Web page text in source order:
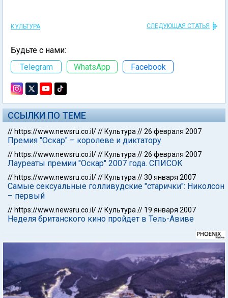
КУЛЬТУРА СЛЕДУЮЩАЯ СТАТЬЯ
Будьте с нами:
Telegram
WhatsApp Facebook
ССЫЛКИ ПО ТЕМЕ
// https://www.newsru.co.il/// Культура //26 февраля 2007
Премия "Оскар" – королеве и диктатору
// https://www.newsru.co.il/// Культура //26 февраля 2007
Лауреаты премии "Оскар" 2007 года. СПИСОК
// https://www.newsru.co.il/// Культура //30 января 2007
Cамые сексуальные голливудские "старички": Николсон
– первый
// https://www.newsru.co.il/// Культура // 19 января 2007
Неделя британского кино пройдет в Тель-Авиве